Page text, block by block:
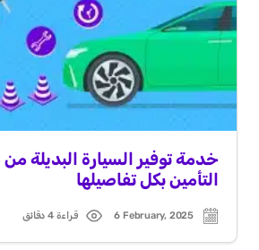
خدمة توفير السيارة البديلة
التأمين بكل تفاصيلها
Post
date
6 February, 2025
Read
time
قراءة 4 دقائق